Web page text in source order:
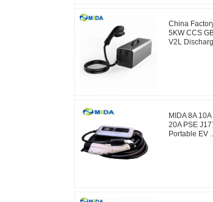
China
5KW CCS
V2L
MIDA 8A
20A PSE
Portable EV ...